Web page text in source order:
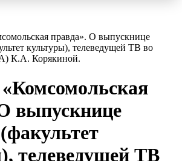
правда». О выпускнице
культуры), телеведущей ТВ во
К.А. Корякиной.
выпускнице
телеведущей ТВ